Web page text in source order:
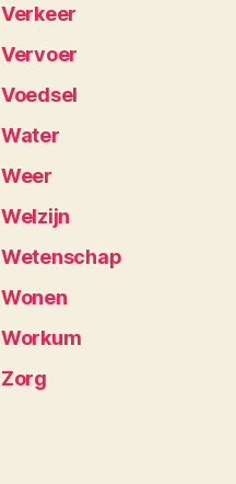
Verkeer
Vervoer
Voedsel
Water
Weer
Welzijn
Wetenschap
Wonen
Workum
Zorg